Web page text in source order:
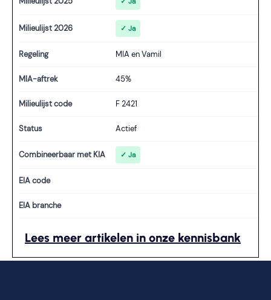
Milieulijst 2026 ✓ Ja
Regeling MIA en Vamil
MIA-aftrek 45%
Milieulijst code F 2421
Status Actief
Combineerbaar met KIA ✓ Ja
EIA code
EIA branche
Lees meer artikelen in onze kennisbank